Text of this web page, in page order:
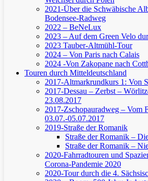
2021-Über die Schwäbische
Bodensee-Radweg
2022 – BeNeLux
2023 – Auf dem Green Velo
2023 Tauber-Altmühl-Tour
2024 – Von Paris nach Calais
2024 -Von Zakopane nach
Touren durch Mitteldeutschland
2017-Altmarkrundkurs 1: Von
2017-Dessau – Zerbst –
23.08.2017
2017-Zschopauradweg – Vom
03.07.-05.07.2017
2019-Straße der Romanik
Straße der Romanik –
Straße der Romanik –
2020-Fahrradtouren und
Corona-Pandemie 2020
2020-Tour durch die 4.